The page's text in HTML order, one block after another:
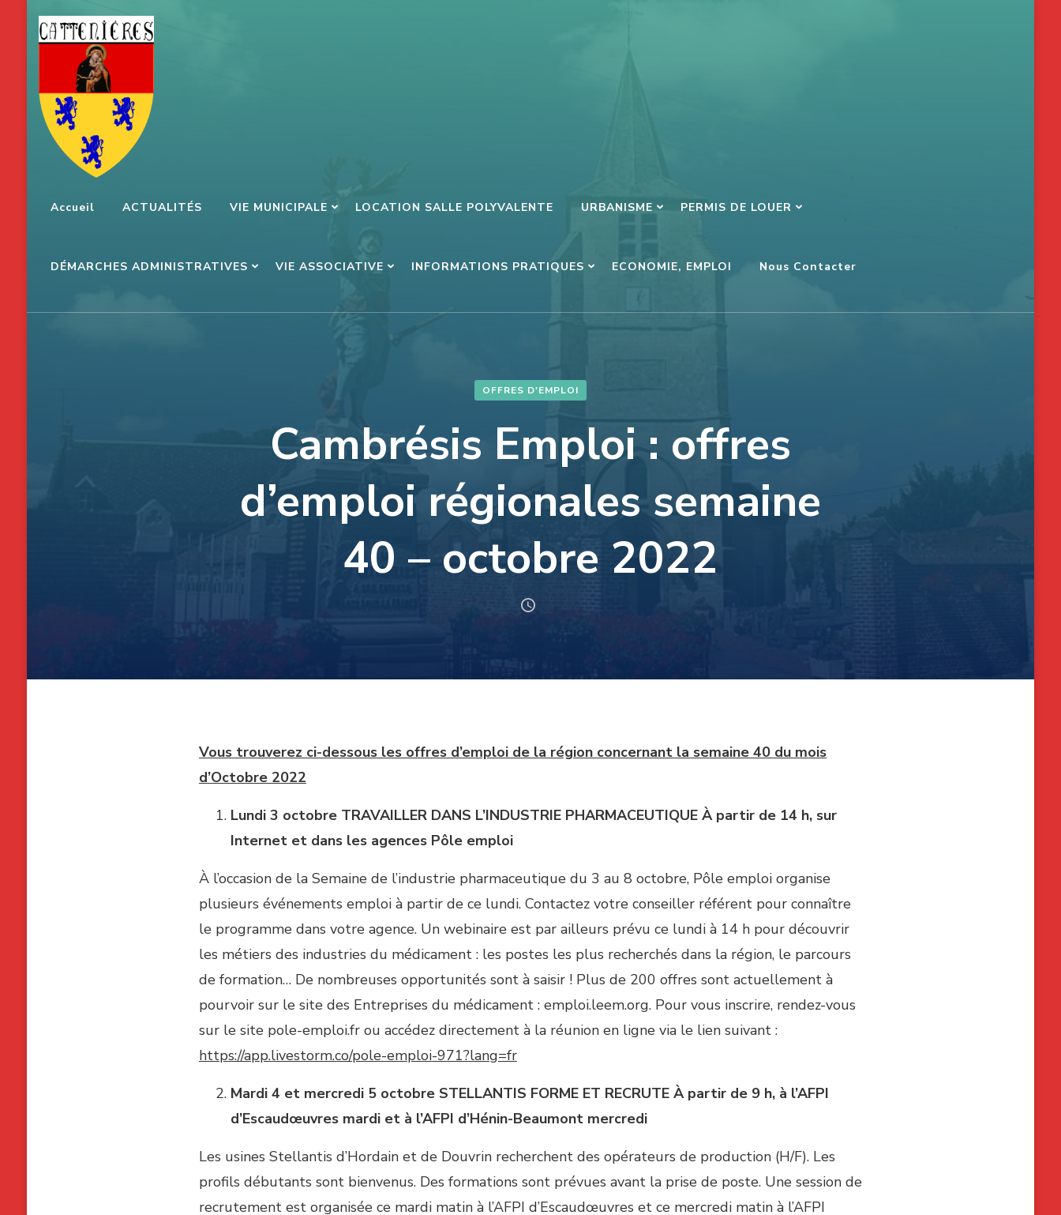
Aller
au
contenu
(Pressez
Entrée)
Accueil ACTUALITÉS VIE MUNICIPALE LOCATION SALLE POLYVALENTE URBANISME PERMIS DE LOUER
DÉMARCHES ADMINISTRATIVES VIE ASSOCIATIVE INFORMATIONS PRATIQUES ECONOMIE, EMPLOI Nous Contacter
OFFRES D'EMPLOI
Cambrésis Emploi : offres
d’emploi régionales semaine
40 – octobre 2022
Vous trouverez ci-dessous les offres d’emploi de la région concernant la semaine 40 du mois
d’Octobre 2022
Lundi 3 octobre TRAVAILLER DANS L’INDUSTRIE PHARMACEUTIQUE À partir de 14 h, sur
Internet et dans les agences Pôle emploi
À l’occasion de la Semaine de l’industrie pharmaceutique du 3 au 8 octobre, Pôle emploi organise
plusieurs événements emploi à partir de ce lundi. Contactez votre conseiller référent pour connaître
le programme dans votre agence. Un webinaire est par ailleurs prévu ce lundi à 14 h pour découvrir
les métiers des industries du médicament : les postes les plus recherchés dans la région, le parcours
de formation… De nombreuses opportunités sont à saisir ! Plus de 200 offres sont actuellement à
pourvoir sur le site des Entreprises du médicament : emploi.leem.org. Pour vous inscrire, rendez-vous
sur le site pole-emploi.fr ou accédez directement à la réunion en ligne via le lien suivant :
https://app.livestorm.co/pole-emploi-971?lang=fr
Mardi 4 et mercredi 5 octobre STELLANTIS FORME ET RECRUTE À partir de 9 h, à l’AFPI
d’Escaudœuvres mardi et à l’AFPI d’Hénin-Beaumont mercredi
Les usines Stellantis d’Hordain et de Douvrin recherchent des opérateurs de production (H/F). Les
profils débutants sont bienvenus. Des formations sont prévues avant la prise de poste. Une session de
recrutement est organisée ce mardi matin à l’AFPI d’Escaudœuvres et ce mercredi matin à l’AFPI